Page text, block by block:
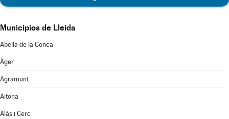
Municipios de Lleida
Abella de la Conca
Àger
Agramunt
Aitona
Alàs i Cerc